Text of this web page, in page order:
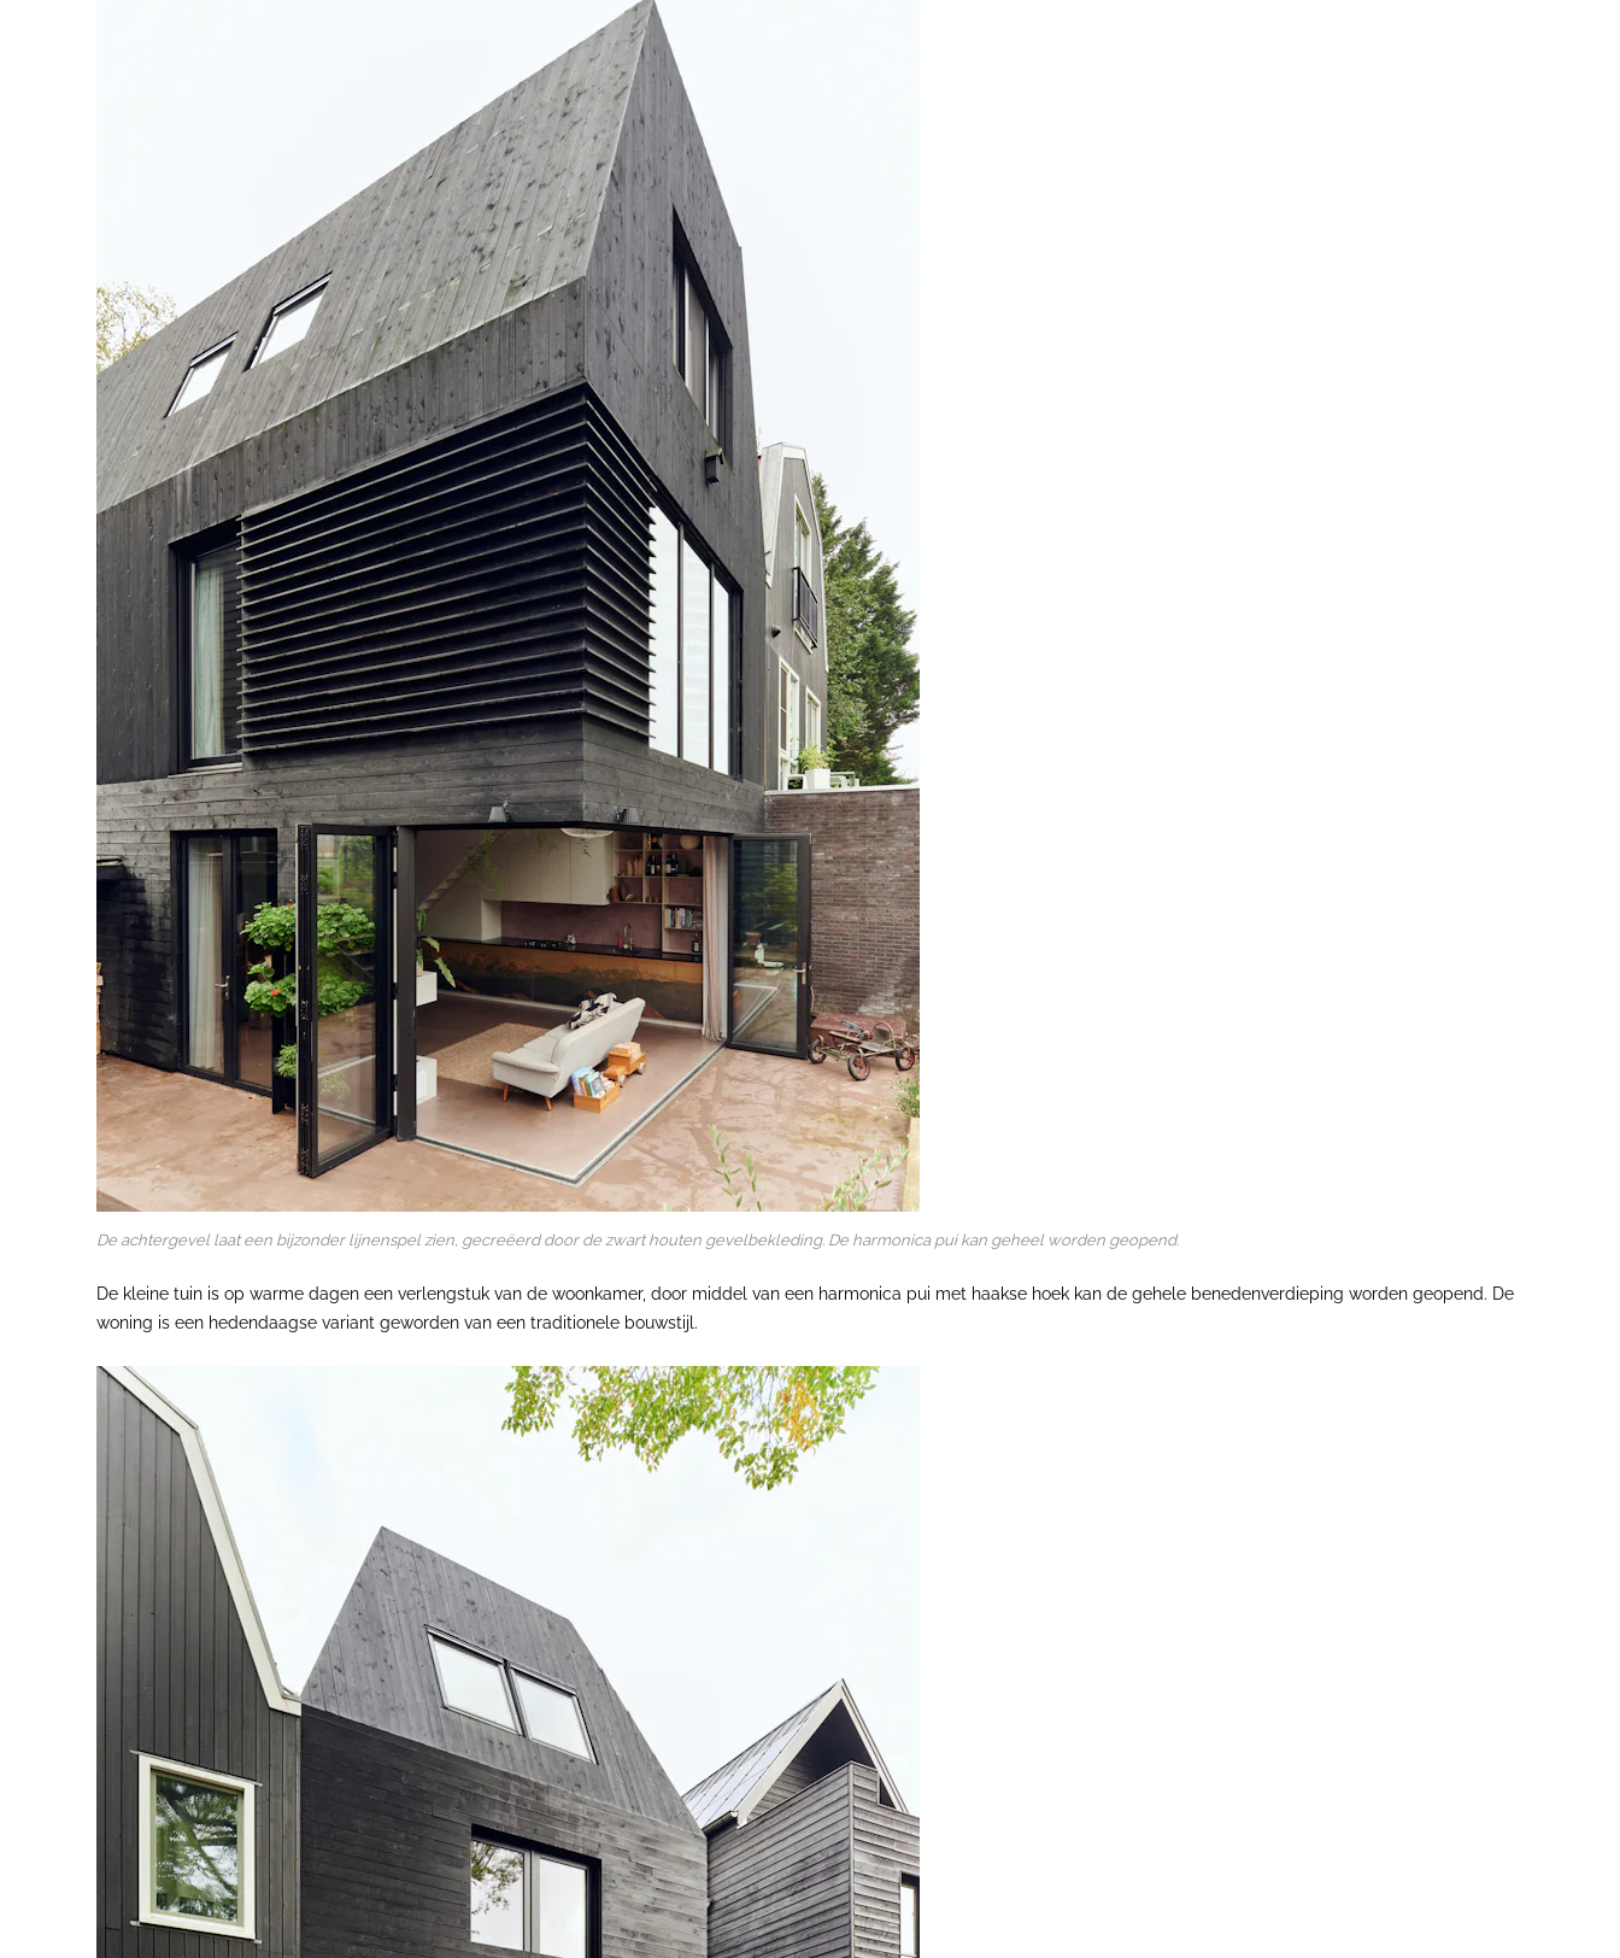
De achtergevel laat een bijzonder lijnenspel zien, gecreëerd door de zwart houten gevelbekleding. De harmonica pui kan geheel worden geopend.
De kleine tuin is op warme dagen een verlengstuk van de woonkamer, door middel van een harmonica pui met haakse hoek kan de gehele benedenverdieping worden geopend. De
woning is een hedendaagse variant geworden van een traditionele bouwstijl.